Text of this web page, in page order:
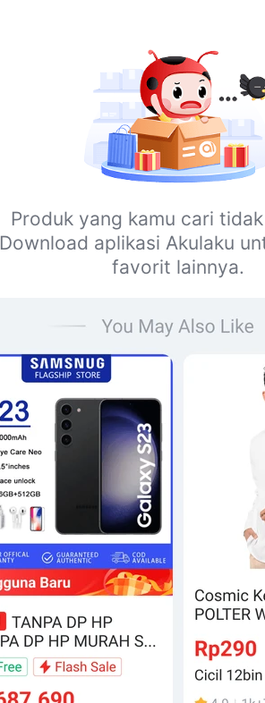
Produk yang kamu cari
Download aplikasi Akulaku
favorit lainnya.